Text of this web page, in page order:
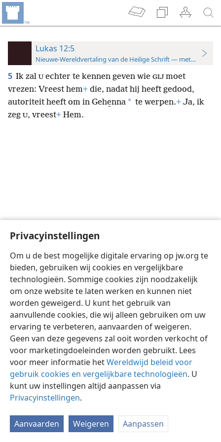
Privacyinstellingen
Om u de best mogelijke digitale ervaring op jw.org te
bieden, gebruiken wij cookies en vergelijkbare
technologieën. Sommige cookies zijn noodzakelijk
om onze website te laten werken en kunnen niet
worden geweigerd. U kunt het gebruik van
aanvullende cookies, die wij alleen gebruiken om uw
ervaring te verbeteren, aanvaarden of weigeren.
Geen van deze gegevens zal ooit worden verkocht of
voor marketingdoeleinden worden gebruikt. Lees
voor meer informatie hetWereldwijd beleid voor
gebruik cookies en vergelijkbare technologieën. U
kunt uw instellingen altijd aanpassen via
Privacyinstellingen.
Aanvaarden Weigeren Aanpassen
Lukas 12:5
Nieuwe-Wereldvertaling van de Heilige Schrift — met
5 Ik zal U echter te kennen geven wie GIJ moet
vrezen: Vreest hem+ die, nadat hij heeft gedood,
autoriteit heeft om in Gehe̱nna * te werpen.+ Ja, ik
zeg U, vreest+ Hem.
Nederlands Instellingen
Copyright © 2026 Watch Tower Bible and Tract Society of Pennsylvania
Gebruiksvoorwaarden Privacybeleid
JW.ORG
Inloggen